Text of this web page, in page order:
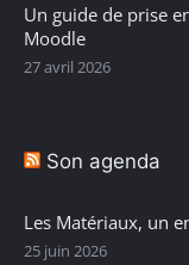
Un guide de prise
Moodle
27 avril 2026
Son agenda
Les Matériaux, un
25 juin 2026